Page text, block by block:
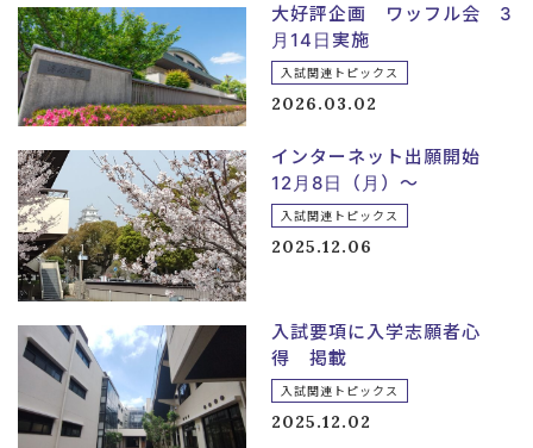
大好評企画 ワッフル会 3
月14日実施
入試関連トピックス
2026.03.02
インターネット出願開始
12月8日（月）～
入試関連トピックス
2025.12.06
入試要項に入学志願者心
得 掲載
入試関連トピックス
2025.12.02